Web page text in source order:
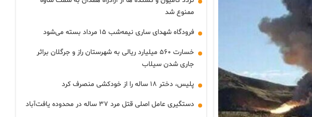
ممنوع شد
فرودگاه شهدای ساری نیمه‌شب ۱۵ مرداد بسته می‌شود
خسارت ۵۶۰ میلیارد ریالی به شهرستان راز و جرگلان براثر
جاری شدن سیلاب
پلیس، دختر ‌۱۸ ساله را از خودکشی منصرف کرد
دستگیری عامل اصلی قتل مرد ۳۷ ساله در محدوده یافت‌آباد